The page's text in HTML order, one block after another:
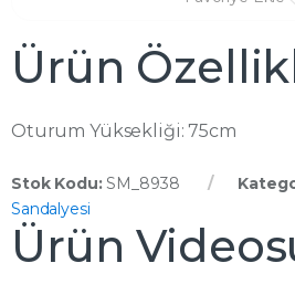
Ürün
Oturum Yüksekliği: 75cm
Stok Kodu:SM_8938
Sandalyesi
Ürün